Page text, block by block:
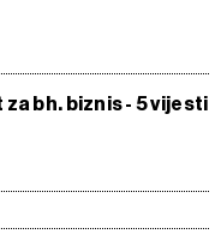
bh. biznis - 5 vijesti